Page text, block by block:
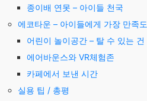
종이배 연못 – 아이들 천국
에코타운 – 아이들에게 가장 만족
어린이 놀이공간 – 탈 수 있는
에어바운스와 VR체험존
카페에서 보낸 시간
실용 팁 / 총평